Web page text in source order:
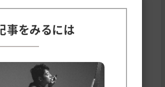
売らない！」と決めたことによっ
す。
ュアリーホテルをたくさん巡りま
事をみるには